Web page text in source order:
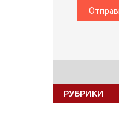
РУБРИКИ